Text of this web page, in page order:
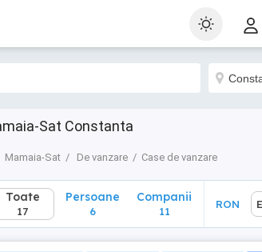
Sat Constanta
Mamaia-Sat De vanzare Case de vanzare
RON
Toate
17
Persoane
6
Companii
11
RON